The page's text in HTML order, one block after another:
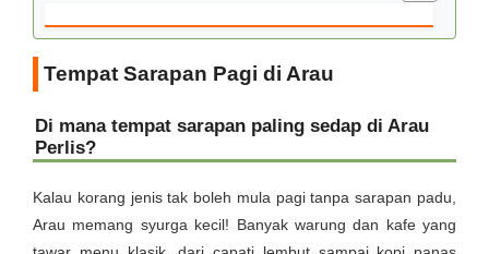
Tempat Sarapan Pagi di Arau
Di mana tempat sarapan paling sedap di Arau
Perlis?
Kalau korang jenis tak boleh mula pagi tanpa sarapan padu,
Arau memang syurga kecil! Banyak warung dan kafe yang